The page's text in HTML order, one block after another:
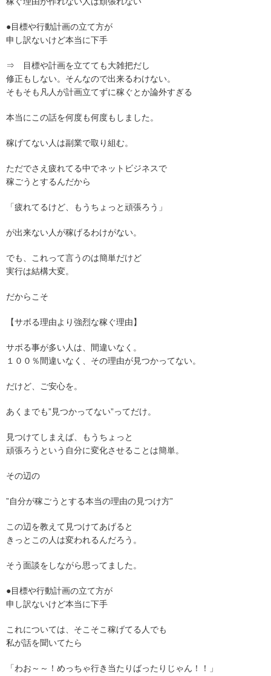
●目標や行動計画の立て方が
申し訳ないけど本当に下手
⇒ 目標や計画を立てても大雑把だし
修正もしない。そんなので出来るわけない。
そもそも凡人が計画立てずに稼ぐとか論外すぎる
本当にこの話を何度も何度もしました。
稼げてない人は副業で取り組む。
ただでさえ疲れてる中でネットビジネスで
稼ごうとするんだから
「疲れてるけど、もうちょっと頑張ろう」
が出来ない人が稼げるわけがない。
でも、これって言うのは簡単だけど
実行は結構大変。
だからこそ
【サボる理由より強烈な稼ぐ理由】
サボる事が多い人は、間違いなく。
１００％間違いなく、その理由が見つかってない。
だけど、ご安心を。
あくまでも”見つかってない”ってだけ。
見つけてしまえば、もうちょっと
頑張ろうという自分に変化させることは簡単。
その辺の
”自分が稼ごうとする本当の理由の見つけ方”
この辺を教えて見つけてあげると
きっとこの人は変われるんだろう。
そう面談をしながら思ってました。
●目標や行動計画の立て方が
申し訳ないけど本当に下手
これについては、そこそこ稼げてる人でも
私が話を聞いてたら
「わお～～！めっちゃ行き当たりばったりじゃん！！」